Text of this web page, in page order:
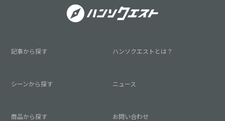
記事から探す
シーンから探す
商品から探す
ハンソクエストとは？
ニュース
お問い合わせ